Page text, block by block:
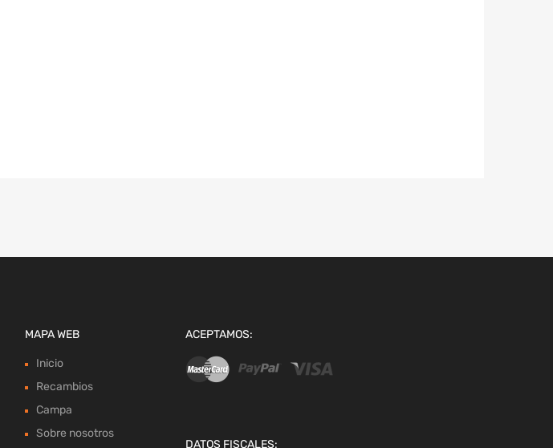
MAPA WEB
Inicio
Recambios
Campa
Sobre nosotros
ACEPTAMOS:
DATOS FISCALES: